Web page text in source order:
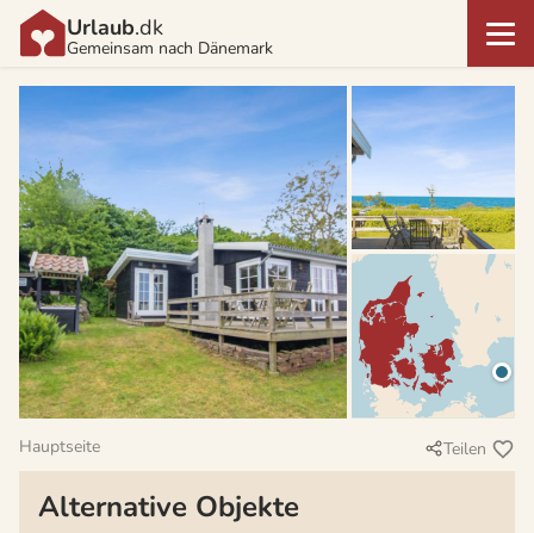
Urlaub.dk
Gemeinsam nach Dänemark
Hauptseite Teilen
Alternative Objekte